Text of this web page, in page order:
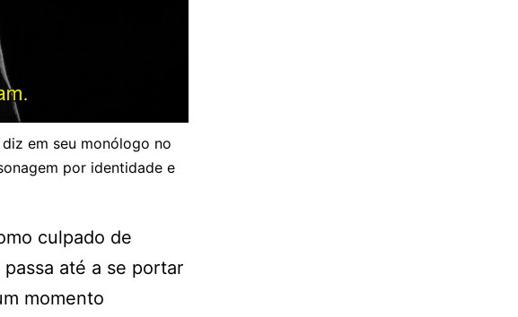
em seu monólogo no
por identidade e
culpado de
até a se portar
momento